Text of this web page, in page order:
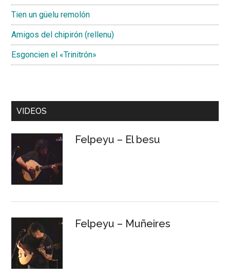
Tien un güelu remolón
Amigos del chipirón (rellenu)
Esgoncien el «Trinitrón»
VIDEOS
Felpeyu – El besu
Felpeyu – Muñeires